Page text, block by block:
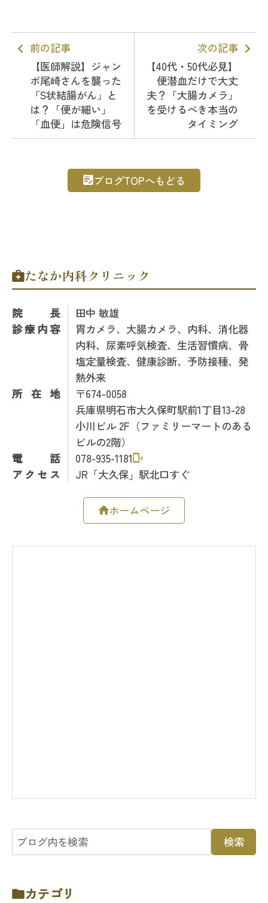
前の記事
【医師解説】ジャン
ボ尾崎さんを襲った
「S状結腸がん」と
は？「便が細い」
「血便」は危険信号
次の記事
【40代・50代必見】
便潜血だけで大丈
夫？「大腸カメラ」
を受けるべき本当の
タイミング
ブログTOPへもどる
たなか内科クリニック
院長
田中 敏雄
診療内容
胃カメラ、大腸カメラ、内科、消化器
内科、尿素呼気検査、生活習慣病、骨
塩定量検査、健康診断、予防接種、発
熱外来
所在地
〒674-0058
兵庫県明石市大久保町駅前1丁目13-28
小川ビル 2F（ファミリーマートのある
ビルの2階）
電話
078-935-1181
アクセス
JR「大久保」駅北口すぐ
ホームページ
カテゴリ